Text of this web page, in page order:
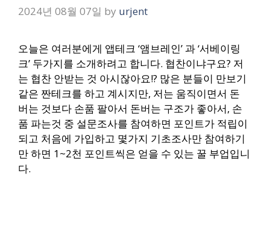
2024년 08월 07일 by urjent
오늘은 여러분에게 앱테크 ‘앰브레인’ 과 ‘서베이링
크’ 두가지를 소개하려고 합니다. 협찬이냐구요? 저
는 협찬 안받는 것 아시잖아요!? 많은 분들이 만보기
같은 짠테크를 하고 계시지만, 저는 움직이면서 돈
버는 것보다 손품 팔아서 돈버는 구조가 좋아서, 손
품 파는것 중 설문조사를 참여하면 포인트가 적립이
되고 처음에 가입하고 몇가지 기초조사만 참여하기
만 하면 1~2천 포인트씩은 얻을 수 있는 꿀 부업입니
다.